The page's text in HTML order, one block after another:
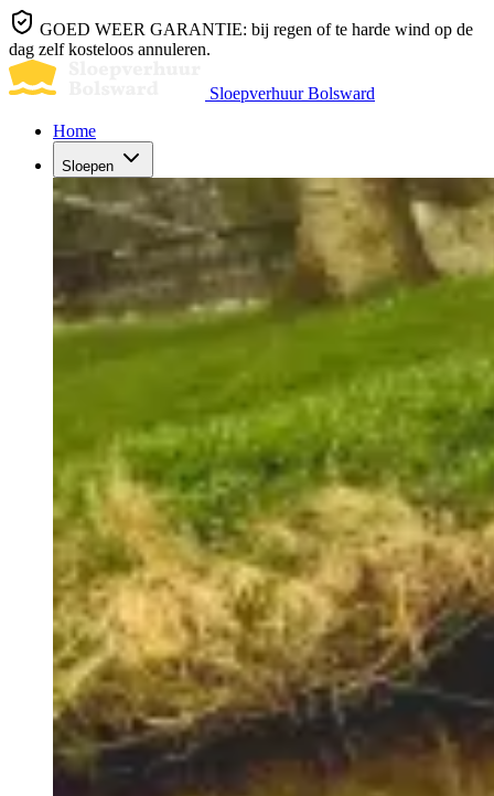
GOED WEER GARANTIE: bij regen of te harde wind op de
dag zelf kosteloos annuleren.
Sloepverhuur Bolsward
Home
Sloepen